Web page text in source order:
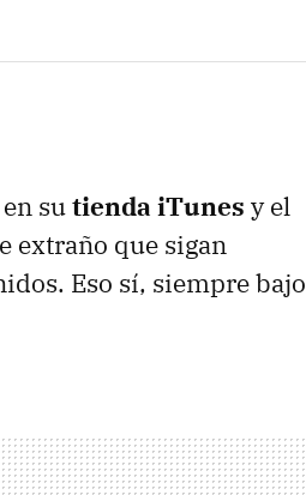
sutienda iTunes y el
extraño que sigan
Eso sí, siempre bajo